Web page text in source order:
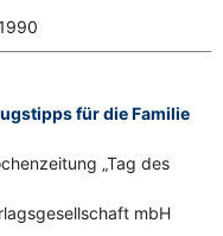
für die Familie
„Tag des
mbH